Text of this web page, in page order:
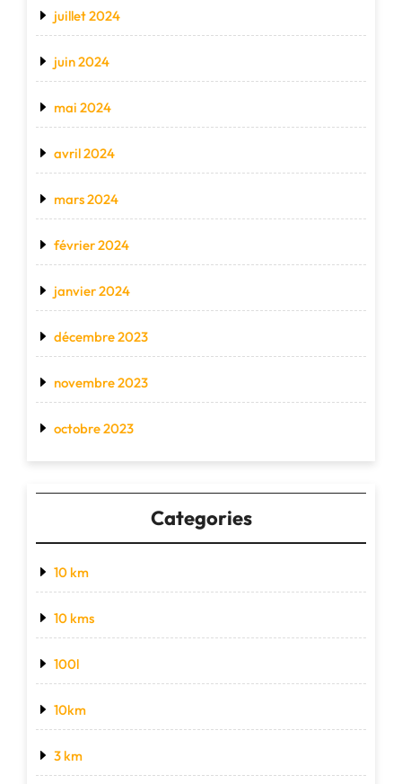
juillet 2024
juin 2024
mai 2024
avril 2024
mars 2024
février 2024
janvier 2024
décembre 2023
novembre 2023
octobre 2023
Categories
10 km
10 kms
100l
10km
3 km